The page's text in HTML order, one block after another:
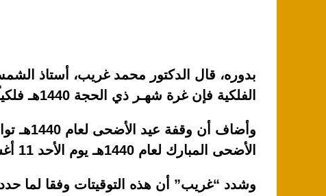
بدوره، قال الدكتور محمد غريب، أستاذ
الفلكية فإن غرة شهـر ذي الحجة 1440هـ فلكياً يوم الجمعة 2 أغسطس المقبل.
الأضحى المبارك لعام 1440هـ يوم الأحد 11 أغسطس، وفقًا للحسابات الفلكية.
وشدد “غريب” أن هذه التوقيتات وفقا لما